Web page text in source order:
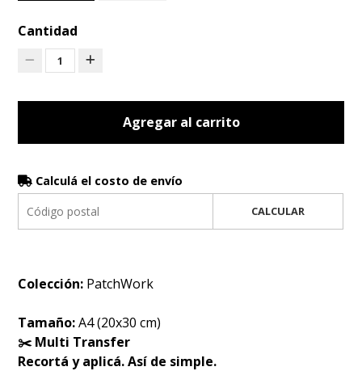
Cantidad
1
Agregar al carrito
Calculá el costo de envío
CALCULAR
Colección: PatchWork
Tamaño:A4 (20x30 cm)
✂️ Multi Transfer
Recortá y aplicá. Así de simple.